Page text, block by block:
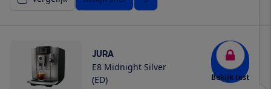
JURA
E8 Midnight Silver
(ED)
Bekijk test